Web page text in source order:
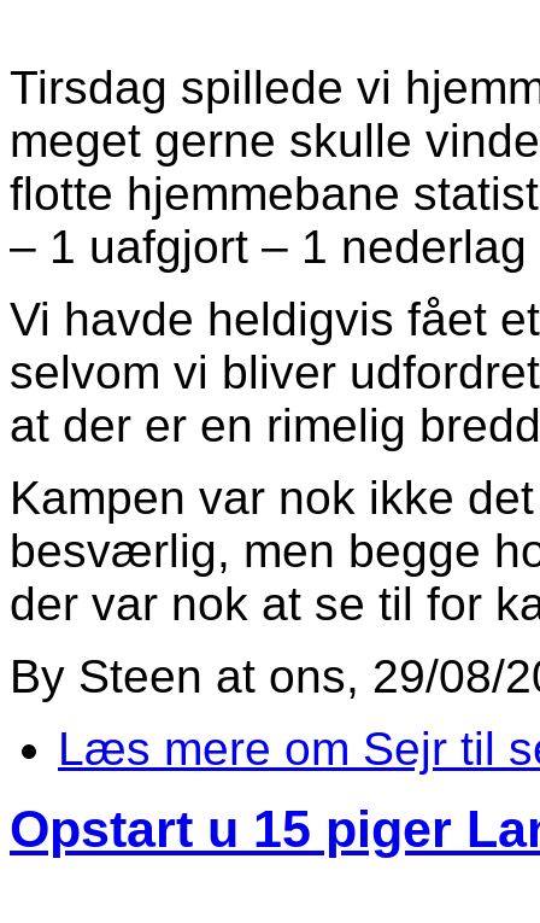
Tirsdag spillede vi
meget gerne skulle
flotte hjemmebane
– 1 uafgjort – 1
Vi havde heldigvis fået
selvom vi bliver
at der er en rimelig
Kampen var nok ikke
besværlig, men begge
der var nok at se til for
By Steen at ons, 29/08/
Læs mere om Sejr til
Opstart u 15 piger